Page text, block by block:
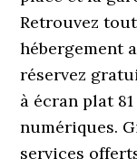
Retrouvez
hébergement
réservez
à écran plat
numériques.
services